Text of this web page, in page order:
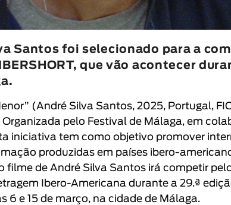
Santos foi selecionado para a
que vão acontecer
” (André Silva Santos, 2025, Portugal,
Organizada pelo Festival de Málaga, em
iniciativa tem como objetivo promover
produzidas em países ibero-
filme de André Silva Santosirá competir
Ibero-Americana durante a 29.ª
6 e 15 de março, na cidade de Málaga.